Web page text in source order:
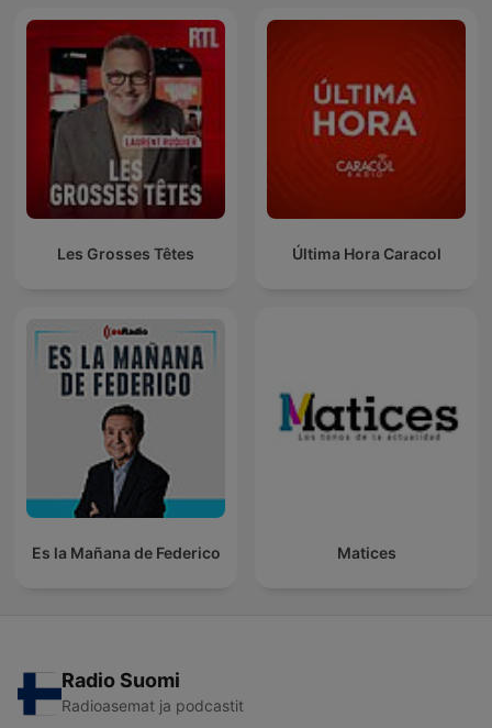
Les Grosses Têtes Última Hora Caracol
Es la Mañana de Federico Matices
Radio Suomi
Radioasemat ja podcastit